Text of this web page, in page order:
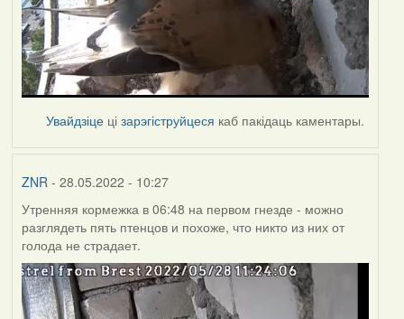
Увайдзіце цізарэгіструйцеся каб пакідаць каментары.
ZNR - 28.05.2022 - 10:27
Утренняя кормежка в 06:48 на первом гнезде - можно
разглядеть пять птенцов и похоже, что никто из них от
голода не страдает.